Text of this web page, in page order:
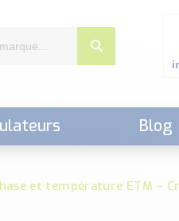
Blog
et température ETM –